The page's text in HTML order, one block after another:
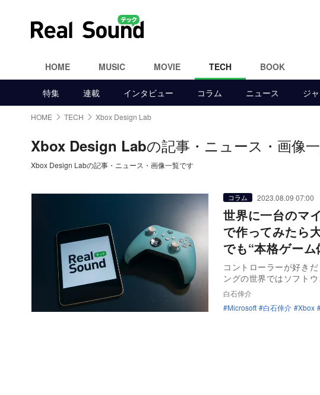
HOME MUSIC MOVIE TECH BOOK
特集 連載 インタビュー コラム ニュース ジ
HOME TECH Xbox Design Lab
Xbox Design Labの記事・ニュース・画像
Xbox Design Labの記事・ニュース・画像一覧です
コラム 2023.08.09 07:00
世界に一台のマ
で作ってみたら
でも“本格ゲーム
コントローラーが好き
ングの世界ではソフト
白石倖介
Microsoft
白石倖介 Xbox